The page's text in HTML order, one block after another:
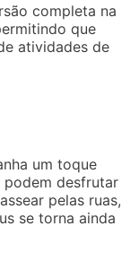
completa na
que
atividades de
um toque
podem desfrutar
pelas ruas,
se torna ainda